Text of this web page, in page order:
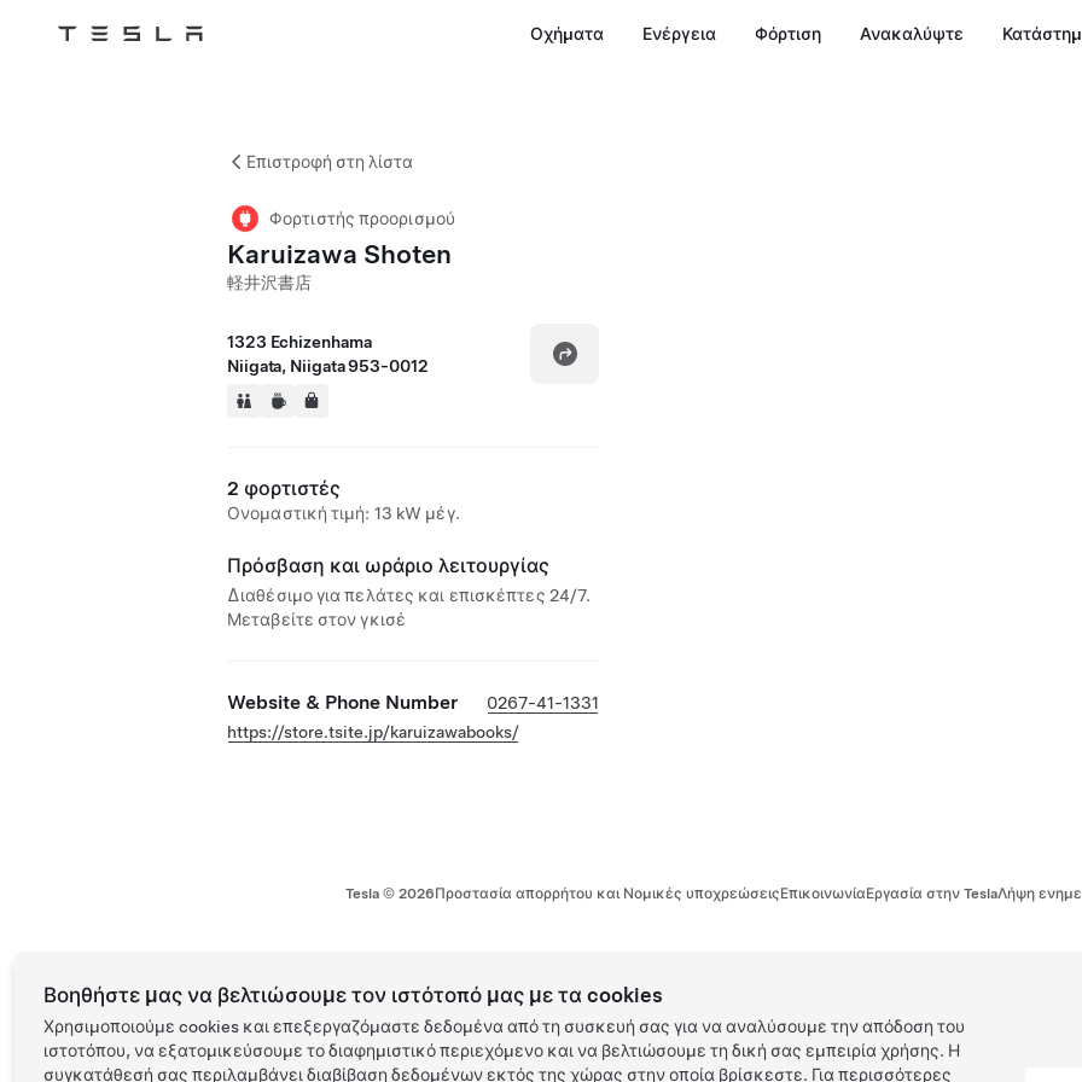
Tesla Οχήματα Ενέργεια Φόρτιση Ανακαλύψτε
Επιστροφή στη λίστα
Φορτιστής προορισμού
Karuizawa Shoten
軽井沢書店
1323 Echizenhama
Niigata, Niigata 953-0012
2 φορτιστές
Ονομαστική τιμή: 13 kW μέγ.
Πρόσβαση και ωράριο λειτουργίας
Διαθέσιμο για πελάτες και επισκέπτες 24/7.
Μεταβείτε στον γκισέ
Website & Phone Number
0267-41-1331
https://store.tsite.jp/karuizawabooks/
Tesla © 2026Προστασία απορρήτου και Νομικές υποχρεώσειςΕπικοινωνίαΕργασία στην TeslaΛήψη
Βοηθήστε μας να βελτιώσουμε τον ιστότοπό μας με τα cookies
Χρησιμοποιούμε cookies και επεξεργαζόμαστε δεδομένα από τη συσκευή σας για να αναλύσουμε την απόδοση του
ιστοτόπου, να εξατομικεύσουμε το διαφημιστικό περιεχόμενο και να βελτιώσουμε τη δική σας εμπειρία χρήσης. Η
συγκατάθεσή σας περιλαμβάνει διαβίβαση δεδομένων εκτός της χώρας στην οποία βρίσκεστε. Για περισσότερες